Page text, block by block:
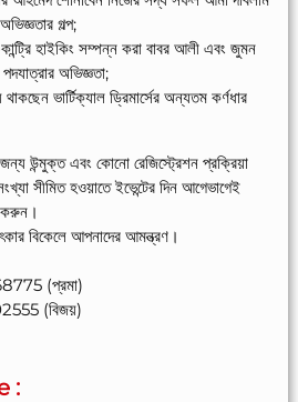
গল্প;
হাইকিং সম্পন্ন করা বাবর আলী এবং জুমন
অভিজ্ঞতা;
ভার্টিক্যাল ড্রিমার্সের অন্যতম কর্ণধার
উন্মুক্ত এবং কোনো রেজিস্ট্রেশন প্রক্রিয়া
সীমিত হওয়াতে ইভেন্টের দিন আগেভাগেই
করুন।
বিকেলে আপনাদের আমন্ত্রণ।
(প্রমা)
(বিজয়)
: